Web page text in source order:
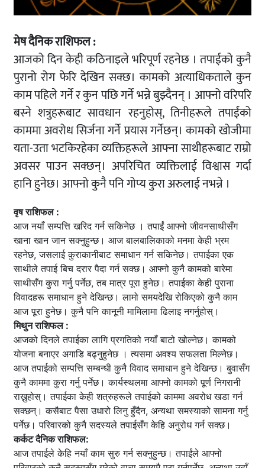
मेष दैनिक राशिफल :
आजको दिन केही कठिनाइले भरिपूर्ण रहनेछ । तपाईको कुनै
पुरानो रोग फेरि देखिन सक्छ। कामको अत्याधिकताले कुन
काम पहिले गर्ने र कुन पछि गर्ने भन्ने बुझ्दैनन् । आफ्नो वरिपरि
बस्ने शत्रुहरूबाट सावधान रहनुहोस्, तिनीहरूले तपाईंको
काममा अवरोध सिर्जना गर्ने प्रयास गर्नेछन्। कामको खोजीमा
यता-उता भटकिरहेका व्यक्तिहरूले आफ्ना साथीहरूबाट राम्रो
अवसर पाउन सक्छन्। अपरिचित व्यक्तिलाई विश्वास गर्दा
हानि हुनेछ। आफ्नो कुनै पनि गोप्य कुरा अरुलाई नभन्ने ।
वृष राशिफल :
आज नयाँ सम्पत्ति खरिद गर्न सकिनेछ । तपाईं आफ्नो जीवनसाथीसँग
खाना खान जान सक्नुहुन्छ। आज बालबालिकाको मनमा केही भ्रम
रहनेछ, जसलाई कुराकानीबाट समाधान गर्न सकिनेछ। तपाईका एक
साथीले तपाई बिच दरार पैदा गर्न सक्छ। आफ्नो कुनै कामको बारेमा
साथीसँग कुरा गर्नु पर्नेछ, तब मात्र पूरा हुनेछ। तपाईका केही पुराना
विवादहरू समाधान हुने देखिन्छ। लामो समयदेखि रोकिएको कुनै काम
आज पूरा हुनेछ। कुनै पनि कानूनी मामिलामा ढिलाइ नगर्नुहोस्।
मिथुन राशिफल :
आजको दिनले तपाईका लागि प्रगतिको नयाँ बाटो खोल्नेछ। कामको
योजना बनाएर अगाडि बढ्नुहुनेछ । त्यसमा अवश्य सफलता मिल्नेछ।
आज तपाईको सम्पत्ति सम्बन्धी कुनै विवाद समाधान हुने देखिन्छ। बुवासँग
कुनै काममा कुरा गर्नु पर्नेछ। कार्यस्थलमा आफ्नो कामको पूर्ण निगरानी
राख्नुहोस्। तपाईका केही शत्रुहरूले तपाईको काममा अवरोध खडा गर्न
सक्छन्। कसैबाट पैसा उधारो लिनु हुँदैन, अन्यथा समस्याको सामना गर्नु
पर्नेछ। परिवारको कुनै सदस्यले तपाईसँग केहि अनुरोध गर्न सक्छ।
कर्कट दैनिक राशिफल:
आज तपाईले केहि नयाँ काम सुरु गर्न सक्नुहुन्छ। तपाईंले आफ्नो